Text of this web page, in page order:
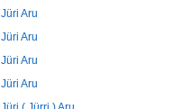
Jüri Aru
Jüri Aru
Jüri Aru
Jüri Aru